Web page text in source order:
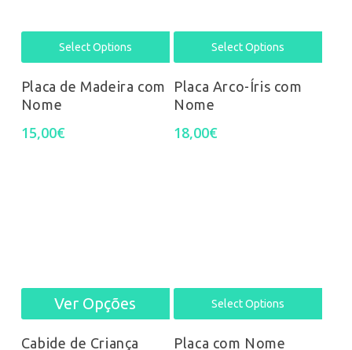
Select Options
Placa de Madeira com
Nome
15,00€
Select Options
Placa Arco-Íris com
Nome
18,00€
Ver Opções
product
Cabide de Criança
Select Options
Placa com Nome